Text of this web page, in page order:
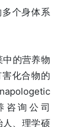
个身体系
中的营养物
化合物的
咨询公司
、理学硕